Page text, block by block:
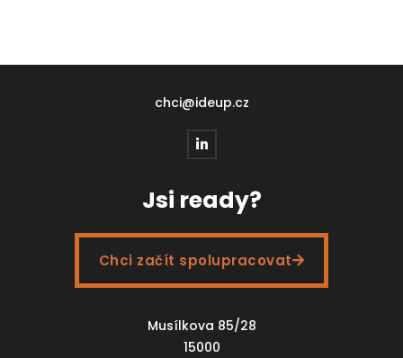
chci@ideup.cz
Jsi ready?
Chci začít spolupracovat
Musílkova 85/28
15000